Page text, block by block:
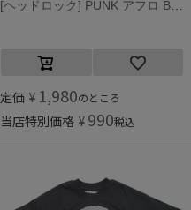
定価 ¥ 1,980のところ
当店特別価格 ¥ 990税込